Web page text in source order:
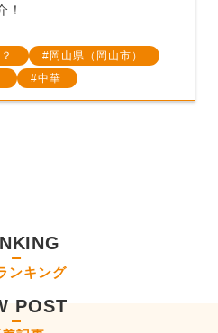
！
岡山県（岡山市）
中華
ンキング
POST